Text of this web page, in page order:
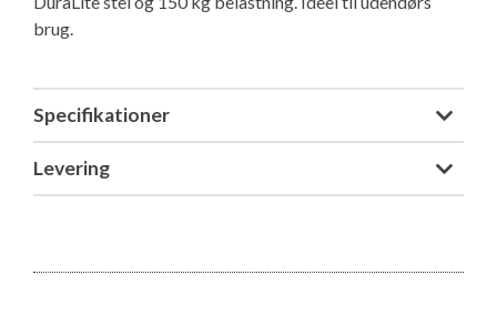
GPDR - KG Camping Kundeklub
brug.
Specifikationer
Levering